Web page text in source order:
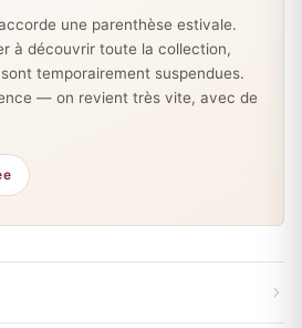
une parenthèse estivale.
à découvrir toute la collection,
temporairement suspendues.
— on revient très vite, avec de